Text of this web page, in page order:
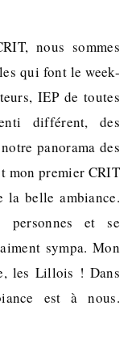
qui font le week-
IEP de toutes
différent, des
panorama des
mon premier CRIT
la belle ambiance.
personnes et se
sympa. Mon
les Lillois ! Dans
est à nous.